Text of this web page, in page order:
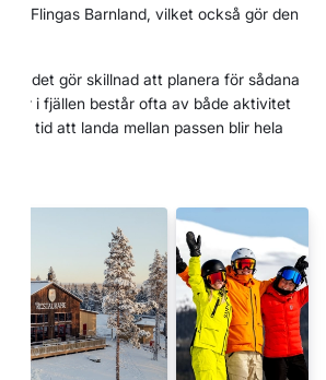
intill Flingas Barnland, vilket också gör den
det gör skillnad att planera för sådana
i fjällen består ofta av både aktivitet
tid att landa mellan passen blir hela